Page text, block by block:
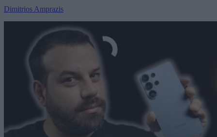
Dimitrios Amprazis